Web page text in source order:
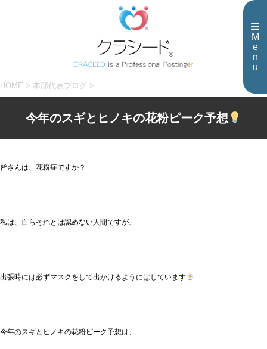
M
e
n
u
HOME > 本部代表ブログ >
今年のスギとヒノキの花粉ピーク予想
皆さんは、花粉症ですか？
私は、自らそれとは認めない人間ですが、
出張時には必ずマスクをして出かけるようにはしています
今年のスギとヒノキの花粉ピーク予想は、